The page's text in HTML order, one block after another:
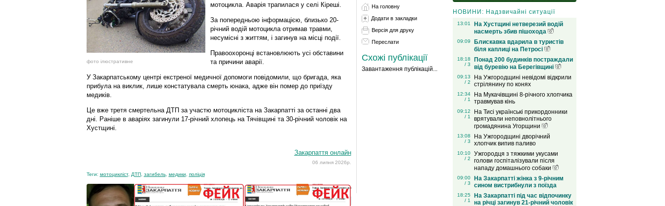
фото ілюстративне
мотоцикла. Аварія трапилася у селі Кіреші.
За попередньою інформацією, близько 20-
річний водій мотоцикла отримав травми,
несумісні з життям, і загинув на місці події.
Правоохоронці встановлюють усі обставини
та причини аварії.
У Закарпатському центрі екстреної медичної допомоги повідомили, що бригада, яка
прибула на виклик, лише констатувала смерть юнака, адже він помер до приїзду
медиків.
Це вже третя смертельна ДТП за участю мотоцикліста на Закарпатті за останні два
дні. Раніше в аваріях загинули 17-річний хлопець на Тячівщині та 30-річний чоловік на
Хустщині.
Закарпаття онлайн
06 липня 2026р.
Теги: мотоцикліст, ДТП, загибель, медики поліція
На головну
Додати в закладки
Версія для друку
Переслати
Схожі публікації
Завантаження публікацій...
НОВИНИ: Надзвичайні ситуації
13:01
На Хустщині нетверезий водій
насмерть збив пішохода
09:09
Блискавка вдарила в туристів
біля каплиці на Петросі
18:18
/ 3
Понад 200 будинків постраждали
від буревію на Берегівщині
09:13
/ 2
На Ужгородщині невідомі відкрили
стрілянину по конях
12:34
/ 1
На Мукачівщині 8-річного хлопчика
травмував кінь
09:12
/ 1
На Тисі українські прикордонники
врятували неповнолітнього
громадянина Угорщини
13:08
/ 3
На Ужгородщині дворічний
хлопчик випив паливо
10:10
/ 2
Ужгородця з тяжкими укусами
голови госпіталізували після
нападу домашнього собаки
09:00
/ 3
На Закарпатті жінка з 9-річним
сином вистрибнули з поїзда
18:25
/ 1
На Закарпатті під час відпочинку
на річці загинув 21-річний чоловік